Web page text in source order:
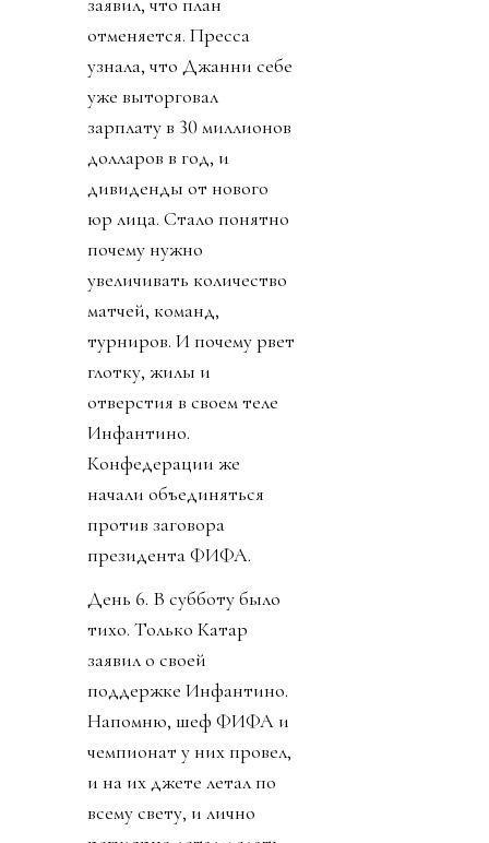
отменяется. Пресса
узнала, что Джанни себе
уже выторговал
зарплату в 30 миллионов
долларов в год, и
дивиденды от нового
юр лица. Стало понятно
почему нужно
увеличивать количество
матчей, команд,
турниров. И почему рвет
глотку, жилы и
отверстия в своем теле
Инфантино.
Конфедерации же
начали объединяться
против заговора
президента ФИФА.
День 6. В субботу было
тихо. Только Катар
заявил о своей
поддержке Инфантино.
Напомню, шеф ФИФА и
чемпионат у них провел,
и на их джете летал по
всему свету, и лично